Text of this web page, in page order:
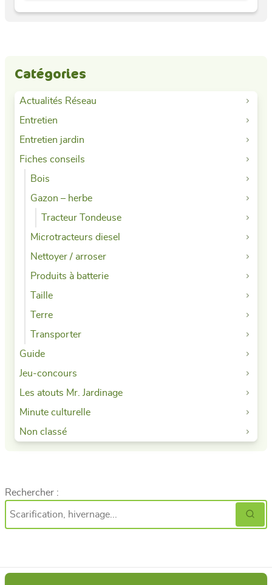
Catégories
Actualités Réseau
Entretien
Entretien jardin
Fiches conseils
Bois
Gazon – herbe
Tracteur Tondeuse
Microtracteurs diesel
Nettoyer / arroser
Produits à batterie
Taille
Terre
Transporter
Guide
Jeu-concours
Les atouts Mr. Jardinage
Minute culturelle
Non classé
Rechercher :